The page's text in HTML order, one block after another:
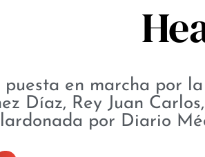
en marcha por
Díaz, Rey Juan
por Diario